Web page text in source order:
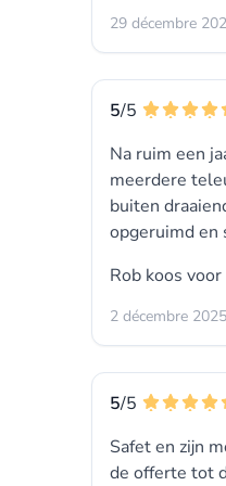
29 décembre
5/5
Na ruim een
meerdere
buiten
opgeruimd en
Rob koos voor
2 décembre 2025
5/5
Safet en zijn
de offerte tot